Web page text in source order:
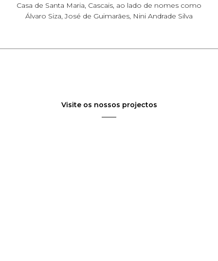
Casa de Santa Maria, Cascais, ao lado de nomes como
Álvaro Siza, José de Guimarães, Nini Andrade Silva
Visite os nossos projectos